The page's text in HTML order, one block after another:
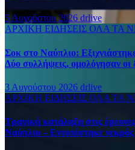
5 Αυγούστου 2026 drlive
ΑΡΧΙΚΗ ΕΙΔΗΣΕΙΣ ΟΛΑ ΤΑ
Σοκ στο Ναύπλιο:
Δύο συλλήψεις, ομολόγησαν οι
3 Αυγούστου 2026 drlive
ΑΡΧΙΚΗ ΕΙΔΗΣΕΙΣ ΟΛΑ ΤΑ
Τραγική κατάληξη στις
Ναύπλιο – Εντοπίστηκε